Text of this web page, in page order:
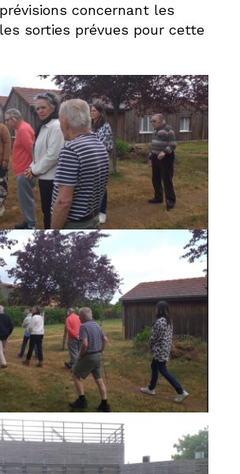
concernant les
sorties prévues pour cette